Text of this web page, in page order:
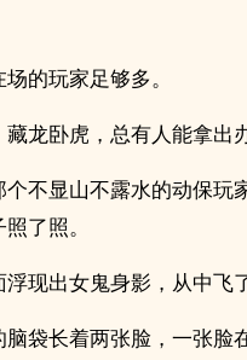
的玩家足够多。
藏龙卧虎，总有人能拿出
个不显山不露水的动保玩
了照。
现出女鬼身影，从中飞
脑袋长着两张脸，一张脸